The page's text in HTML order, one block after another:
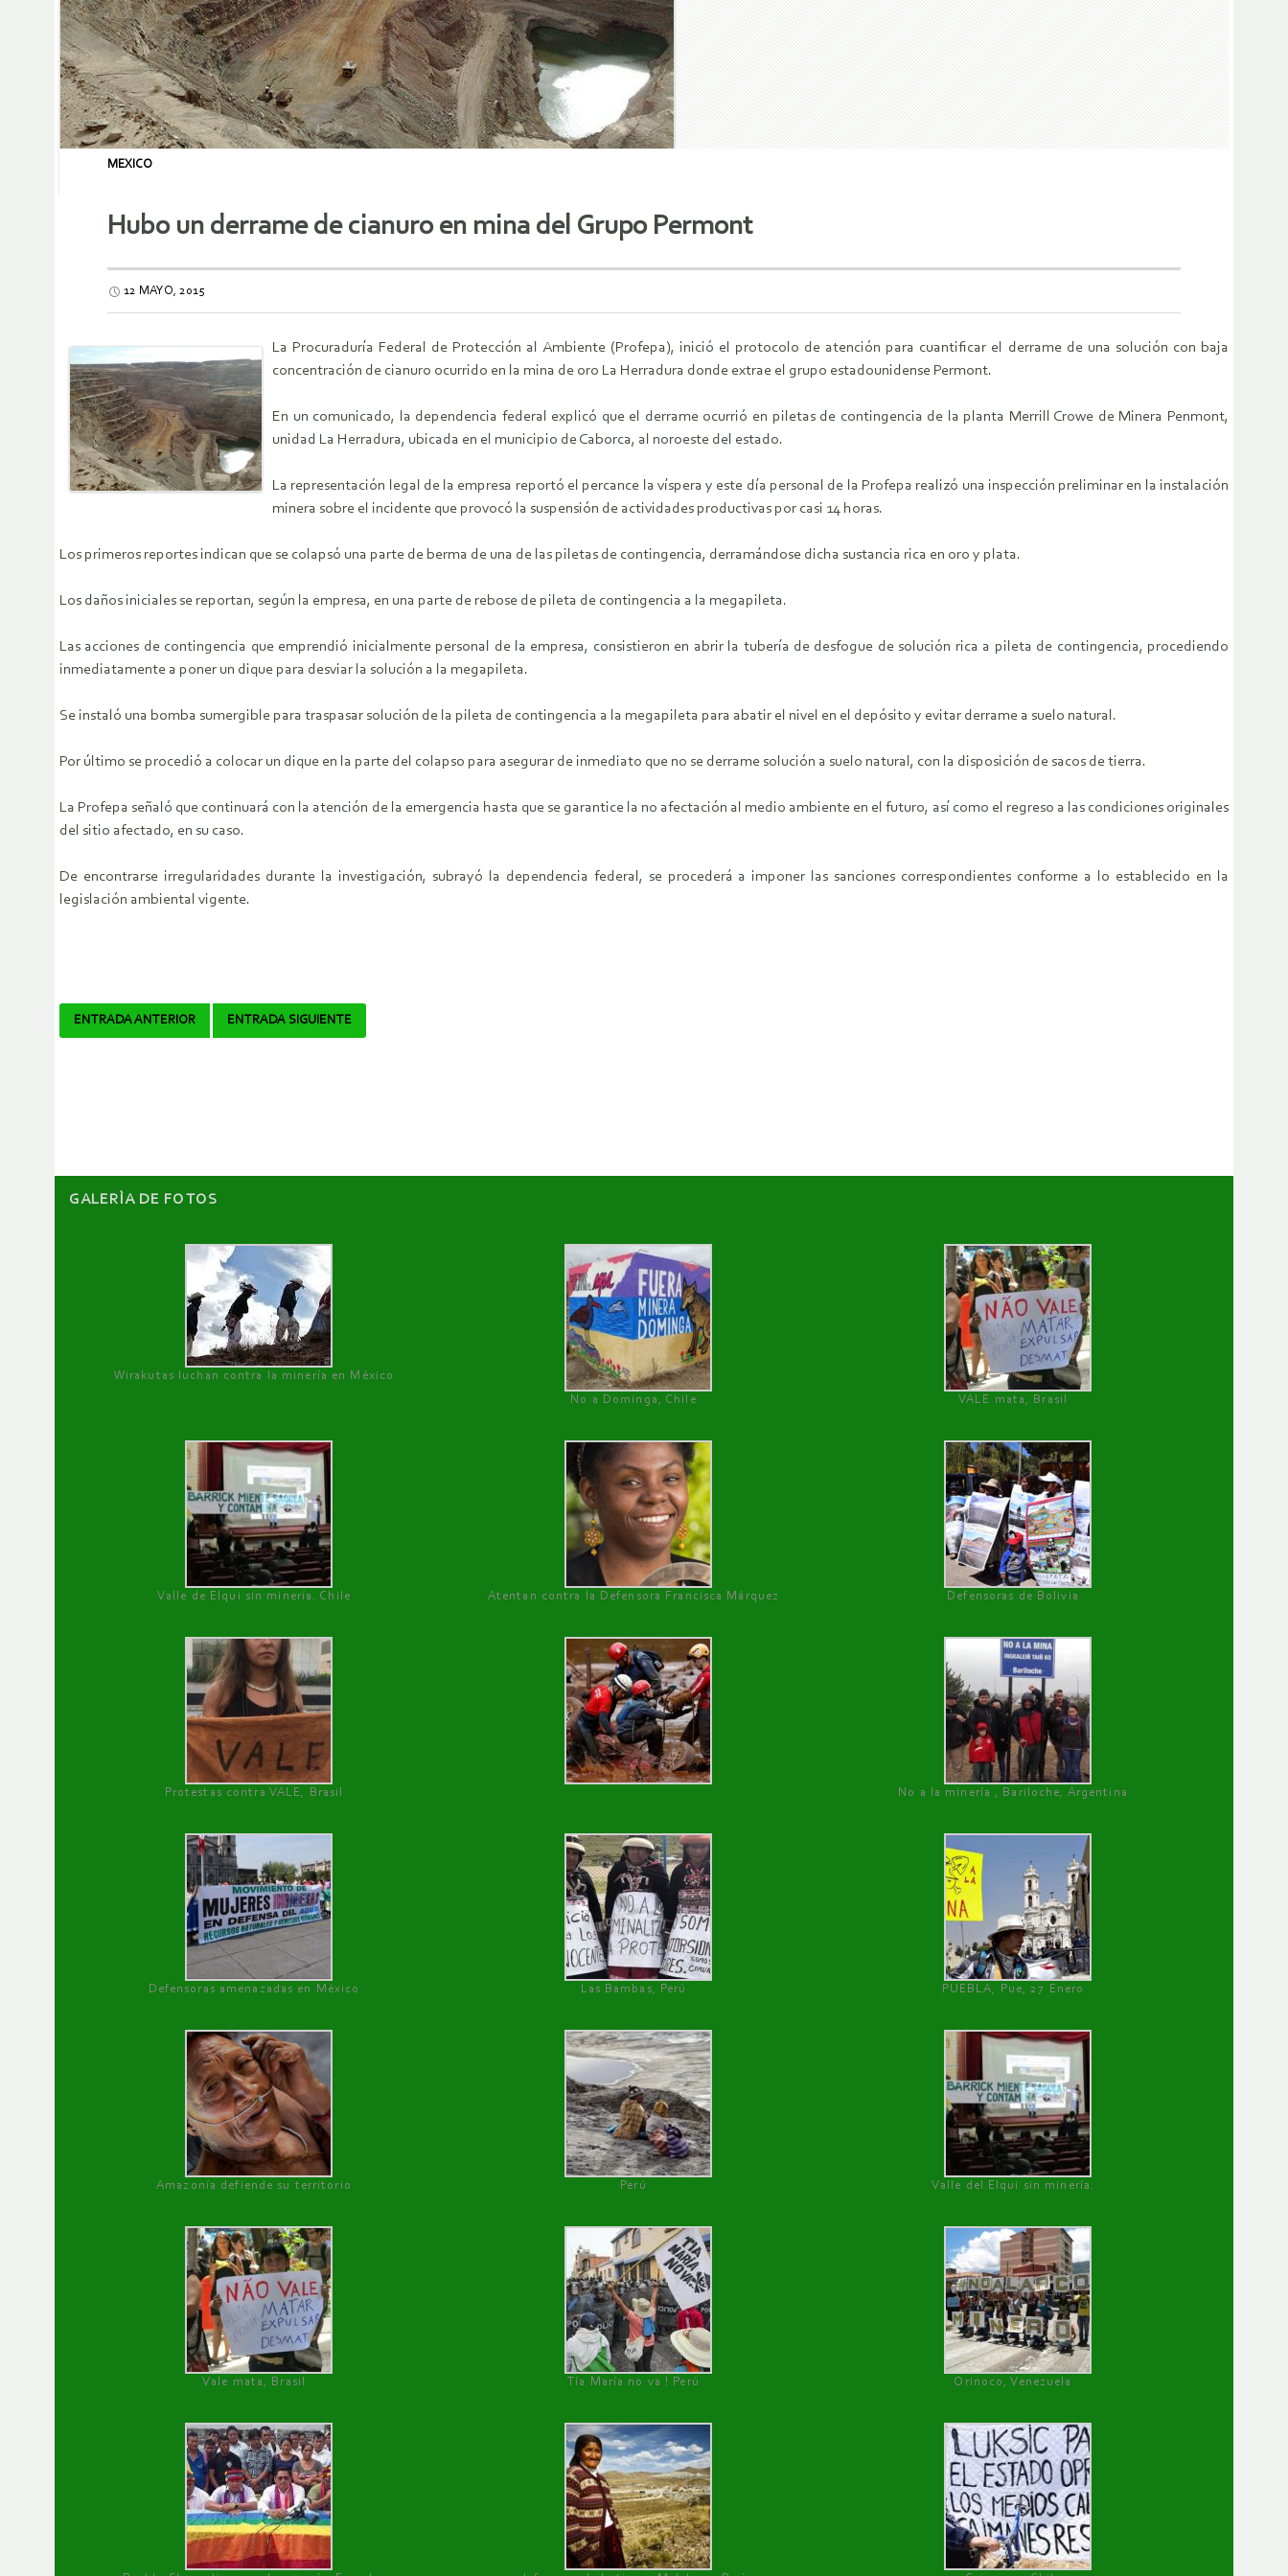
MEXICO
Hubo un derrame de cianuro en mina del Grupo Permont
12 MAYO, 2015
La Procuraduría Federal de Protección al Ambiente (Profepa), inició el protocolo de atención para cuantificar el derrame de una solución con baja
concentración de cianuro ocurrido en la mina de oro La Herradura donde extrae el grupo estadounidense Permont.
En un comunicado, la dependencia federal explicó que el derrame ocurrió en piletas de contingencia de la planta Merrill Crowe de Minera Penmont,
unidad La Herradura, ubicada en el municipio de Caborca, al noroeste del estado.
La representación legal de la empresa reportó el percance la víspera y este día personal de la Profepa realizó una inspección preliminar en la instalación
minera sobre el incidente que provocó la suspensión de actividades productivas por casi 14 horas.
Los primeros reportes indican que se colapsó una parte de berma de una de las piletas de contingencia, derramándose dicha sustancia rica en oro y plata.
Los daños iniciales se reportan, según la empresa, en una parte de rebose de pileta de contingencia a la megapileta.
Las acciones de contingencia que emprendió inicialmente personal de la empresa, consistieron en abrir la tubería de desfogue de solución rica a pileta de contingencia, procediendo
inmediatamente a poner un dique para desviar la solución a la megapileta.
Se instaló una bomba sumergible para traspasar solución de la pileta de contingencia a la megapileta para abatir el nivel en el depósito y evitar derrame a suelo natural.
Por último se procedió a colocar un dique en la parte del colapso para asegurar de inmediato que no se derrame solución a suelo natural, con la disposición de sacos de tierra.
La Profepa señaló que continuará con la atención de la emergencia hasta que se garantice la no afectación al medio ambiente en el futuro, así como el regreso a las condiciones originales
del sitio afectado, en su caso.
De encontrarse irregularidades durante la investigación, subrayó la dependencia federal, se procederá a imponer las sanciones correspondientes conforme a lo establecido en la
legislación ambiental vigente.
Navegador
ENTRADA ANTERIOR ENTRADA SIGUIENTE
GALERÌA DE FOTOS
Wirakutas luchan contra la minería en México
No a Dominga, Chile
VALE mata, Brasil
Valle de Elqui sin minería. Chile Atentan contra la Defensora Francisca Márquez Defensoras de Bolivia
Protestas contra VALE, Brasil No a la minería , Bariloche, Argentina
Defensoras amenazadas en México Las Bambas, Perú PUEBLA, Pue, 27 Enero
Amazonía defiende su territorio Perú Valle del Elqui sin minería.
Vale mata, Brasil Tía María no va ! Perú Orinoco, Venezuela